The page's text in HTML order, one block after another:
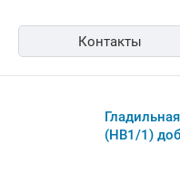
Контакты
(НВ1/1)